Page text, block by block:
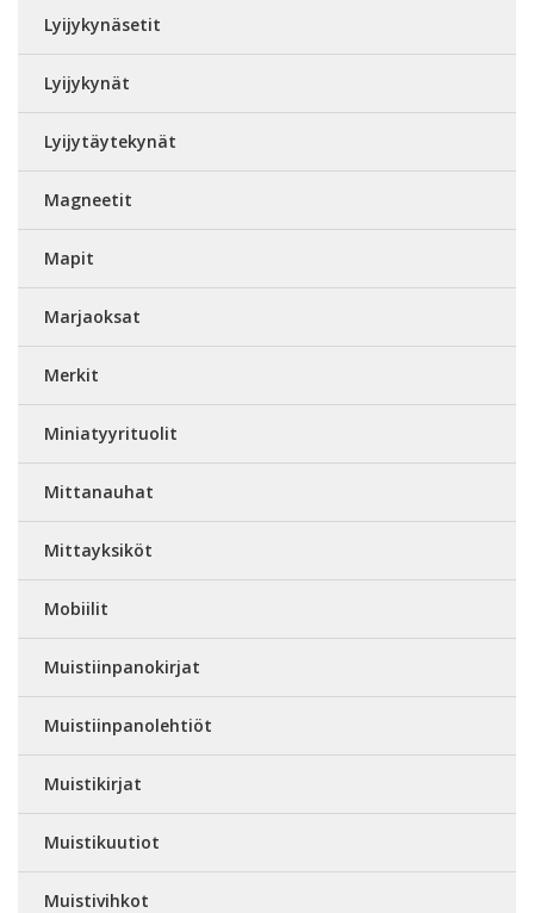
Lyijykynäsetit
Lyijykynät
Lyijytäytekynät
Magneetit
Mapit
Marjaoksat
Merkit
Miniatyyrituolit
Mittanauhat
Mittayksiköt
Mobiilit
Muistiinpanokirjat
Muistiinpanolehtiöt
Muistikirjat
Muistikuutiot
Muistivihkot